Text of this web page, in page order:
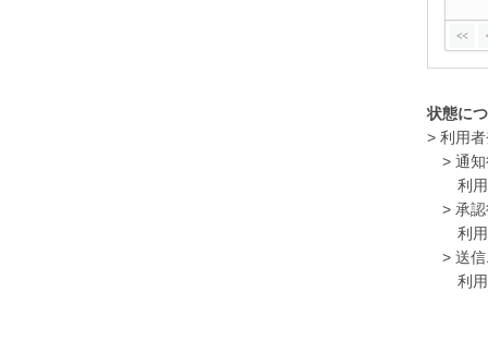
状態に
> 利用
> 通知
利用者
> 承認
利用者
> 送信
利用者